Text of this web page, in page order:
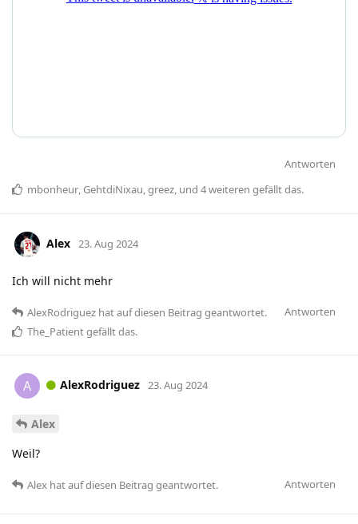
Antworten
mbonheur, GehtdiNixau,greez, und 4weiteren gefällt das.
Alex 23. Aug 2024
Ich will nicht mehr
Antworten
AlexRodriguez hatauf diesen Beitrag geantwortet.
The_Patientgefällt das.
A AlexRodriguez 23. Aug 2024
Alex
Weil?
Antworten
Alex hatauf diesen Beitrag geantwortet.